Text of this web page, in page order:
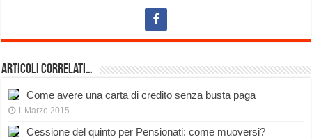
Articoli Correlati…
Come avere una carta di credito senza busta paga
1 Marzo 2015
Cessione del quinto per Pensionati: come muoversi?